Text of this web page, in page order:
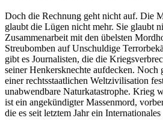
Doch die Rechnung geht nicht auf. Die
glaubt die Lügen nicht mehr. Sie glaubt
Zusammenarbeit mit den übelsten
Streubomben auf Unschuldige
gibt es Journalisten, die die
seiner Henkersknechte aufdecken. Noch
einer rechtsstaatlichen Weltzivilisation
unabwendbare Naturkatastrophe. Krieg
ist ein angekündigter Massenmord,
die es seit letztem Jahr ein